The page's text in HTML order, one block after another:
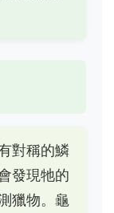
對稱的鱗
發現牠的
獵物。龜